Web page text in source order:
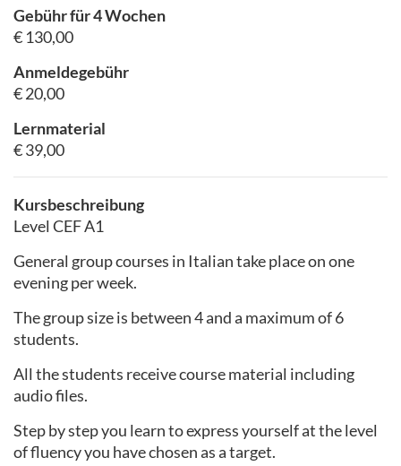
Kursbeschreibung
Level CEF A1
General group courses in Italian take place on one
evening per week.
The group size is between 4 and a maximum of 6
students.
All the students receive course material including
audio files.
Step by step you learn to express yourself at the level
of fluency you have chosen as a target.
Gebühr für 4 Wochen
€ 130,00
Anmeldegebühr
€ 20,00
Lernmaterial
€ 39,00